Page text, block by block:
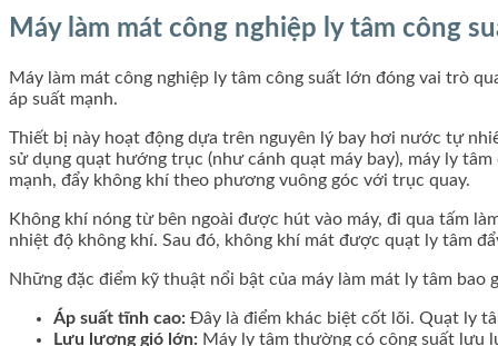
Máy làm mát công nghiệp ly tâm công
Máy làm mát công nghiệp ly tâm công suất lớn đóng vai trò
áp suất mạnh.
Thiết bị này hoạt động dựa trên nguyên lý bay hơi nước tự
sử dụng quạt hướng trục (như cánh quạt máy bay), máy ly
mạnh, đẩy không khí theo phương vuông góc với trục quay.
Không khí nóng từ bên ngoài được hút vào máy, đi qua tấm
nhiệt độ không khí. Sau đó, không khí mát được quạt ly tâm
Những đặc điểm kỹ thuật nổi bật của máy làm mát ly tâm bao
Áp suất tĩnh cao: Đây là điểm khác biệt cốt lõi. Quạt ly
Lưu lượng gió lớn: Máy ly tâm thường có công suất lưu